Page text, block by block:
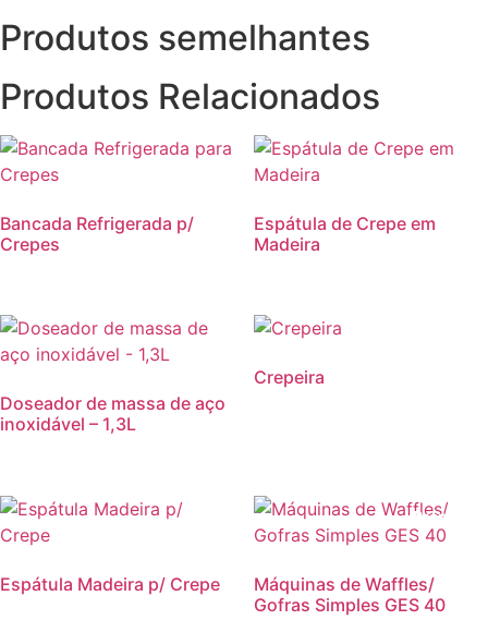
Produtos semelhantes
Produtos Relacionados
Bancada Refrigerada p/
Crepes
Espátula de Crepe em
Madeira
Doseador de massa de aço
inoxidável – 1,3L
Crepeira
Espátula Madeira p/ Crepe
Máquinas de Waffles/
Gofras Simples GES 40